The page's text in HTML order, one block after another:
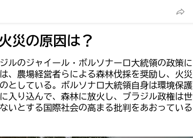
災の原因は？
ルのジャイール・ボルソナーロ大統領の政策に
、農場経営者らによる森林伐採を奨励し、火災
としている。ボルソナロ大統領自身は環境保護
入り込んで、森林に放火し、ブラジル政権は世
いとする国際社会の高まる批判をあおっている